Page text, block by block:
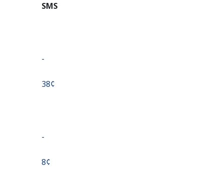
SMS
-
⁦38¢⁩
-
⁦8¢⁩